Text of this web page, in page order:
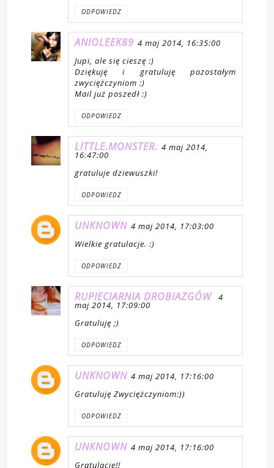
ODPOWIEDZ
ANIOLEEK89 4 maj 2014, 16:35:00
Jupi, ale się cieszę :)
Dziękuję i gratuluję pozostałym
zwyciężczyniom :)
Mail już poszedł :)
ODPOWIEDZ
LITTLE.MONSTER. 4 maj 2014,
16:47:00
gratuluje dziewuszki!
ODPOWIEDZ
UNKNOWN 4 maj 2014, 17:03:00
Wielkie gratulacje. :)
ODPOWIEDZ
RUPIECIARNIA DROBIAZGÓW 4
maj 2014, 17:09:00
Gratuluję ;)
ODPOWIEDZ
UNKNOWN 4 maj 2014, 17:16:00
Gratuluję Zwyciężczyniom:))
ODPOWIEDZ
UNKNOWN 4 maj 2014, 17:16:00
Gratulacje!!